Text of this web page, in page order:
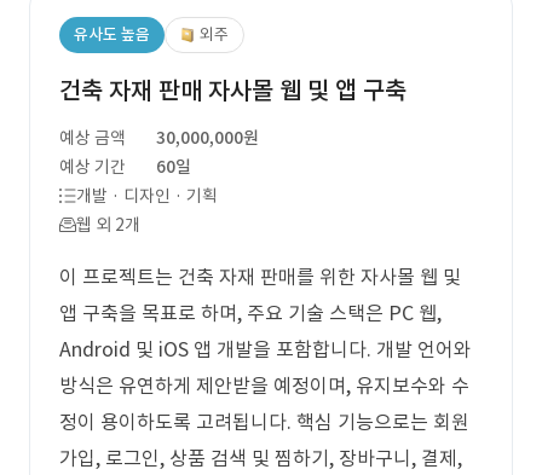
유사도 높음 외주
건축 자재 판매 자사몰 웹 및 앱 구축
예상 금액
30,000,000원
예상 기간
60일
개발 · 디자인 · 기획
웹 외 2개
이 프로젝트는 건축 자재 판매를 위한 자사몰 웹 및
앱 구축을 목표로 하며, 주요 기술 스택은 PC 웹,
Android 및 iOS 앱 개발을 포함합니다. 개발 언어와
방식은 유연하게 제안받을 예정이며, 유지보수와 수
정이 용이하도록 고려됩니다. 핵심 기능으로는 회원
가입, 로그인, 상품 검색 및 찜하기, 장바구니, 결제,